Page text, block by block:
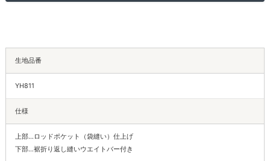
生地品番
YH811
仕様
上部…ロッドポケット（袋縫い）仕上げ
下部…裾折り返し縫いウエイトバー付き